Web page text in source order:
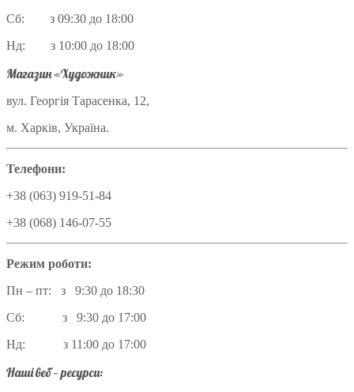
Сб: з 09:30 до 18:00
Нд: з 10:00 до 18:00
Магазин «Художник»
вул. Георгія Тарасенка, 12,
м. Харків, Україна.
Телефони:
+38 (063) 919-51-84
+38 (068) 146-07-55
Режим роботи:
Пн – пт: з 9:30 до 18:30
Сб: з 9:30 до 17:00
Нд: з 11:00 до 17:00
Наші веб – ресурси: